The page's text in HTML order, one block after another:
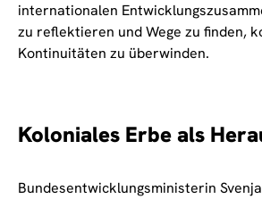
internationalen
zu reflektieren und Wege zu finden,
Kontinuitäten zu überwinden.
Koloniales Erbe als
Bundesentwicklungsministerin